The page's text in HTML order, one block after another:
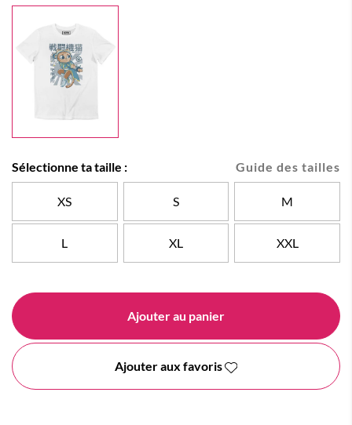
Guide des tailles
Sélectionne ta taille :
XS S M
L XL XXL
Ajouter au panier
Ajouter aux favoris